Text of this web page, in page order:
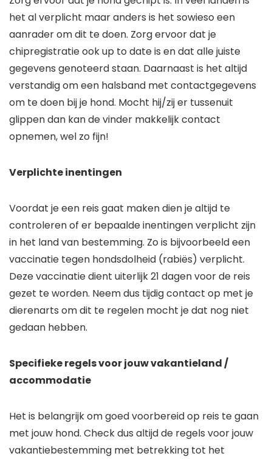
het al verplicht maar anders is het sowieso een
aanrader om dit te doen. Zorg ervoor dat je
chipregistratie ook up to date is en dat alle juiste
gegevens genoteerd staan. Daarnaast is het altijd
verstandig om een halsband met contactgegevens
om te doen bij je hond. Mocht hij/zij er tussenuit
glippen dan kan de vinder makkelijk contact
opnemen, wel zo fijn!
Verplichte inentingen
Voordat je een reis gaat maken dien je altijd te
controleren of er bepaalde inentingen verplicht zijn
in het land van bestemming. Zo is bijvoorbeeld een
vaccinatie tegen hondsdolheid (rabiës) verplicht.
Deze vaccinatie dient uiterlijk 21 dagen voor de reis
gezet te worden. Neem dus tijdig contact op met je
dierenarts om dit te regelen mocht je dat nog niet
gedaan hebben.
Specifieke regels voor jouw vakantieland /
accommodatie
Het is belangrijk om goed voorbereid op reis te gaan
met jouw hond. Check dus altijd de regels voor jouw
vakantiebestemming met betrekking tot het